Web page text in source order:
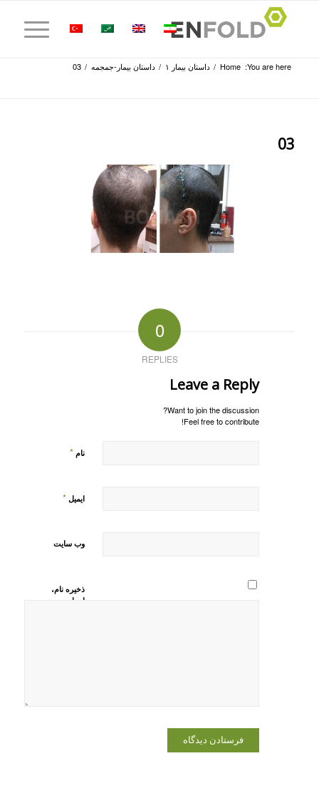
You are here:
Home
/ داستان بیمار ۱ / داستان بیمار-جمجمه /
03
03
0
REPLIES
Leave a Reply
Want to join the discussion?
Feel free to contribute!
نام *
ایمیل *
وب‌ سایت
ذخیره نام،
ایمیل و